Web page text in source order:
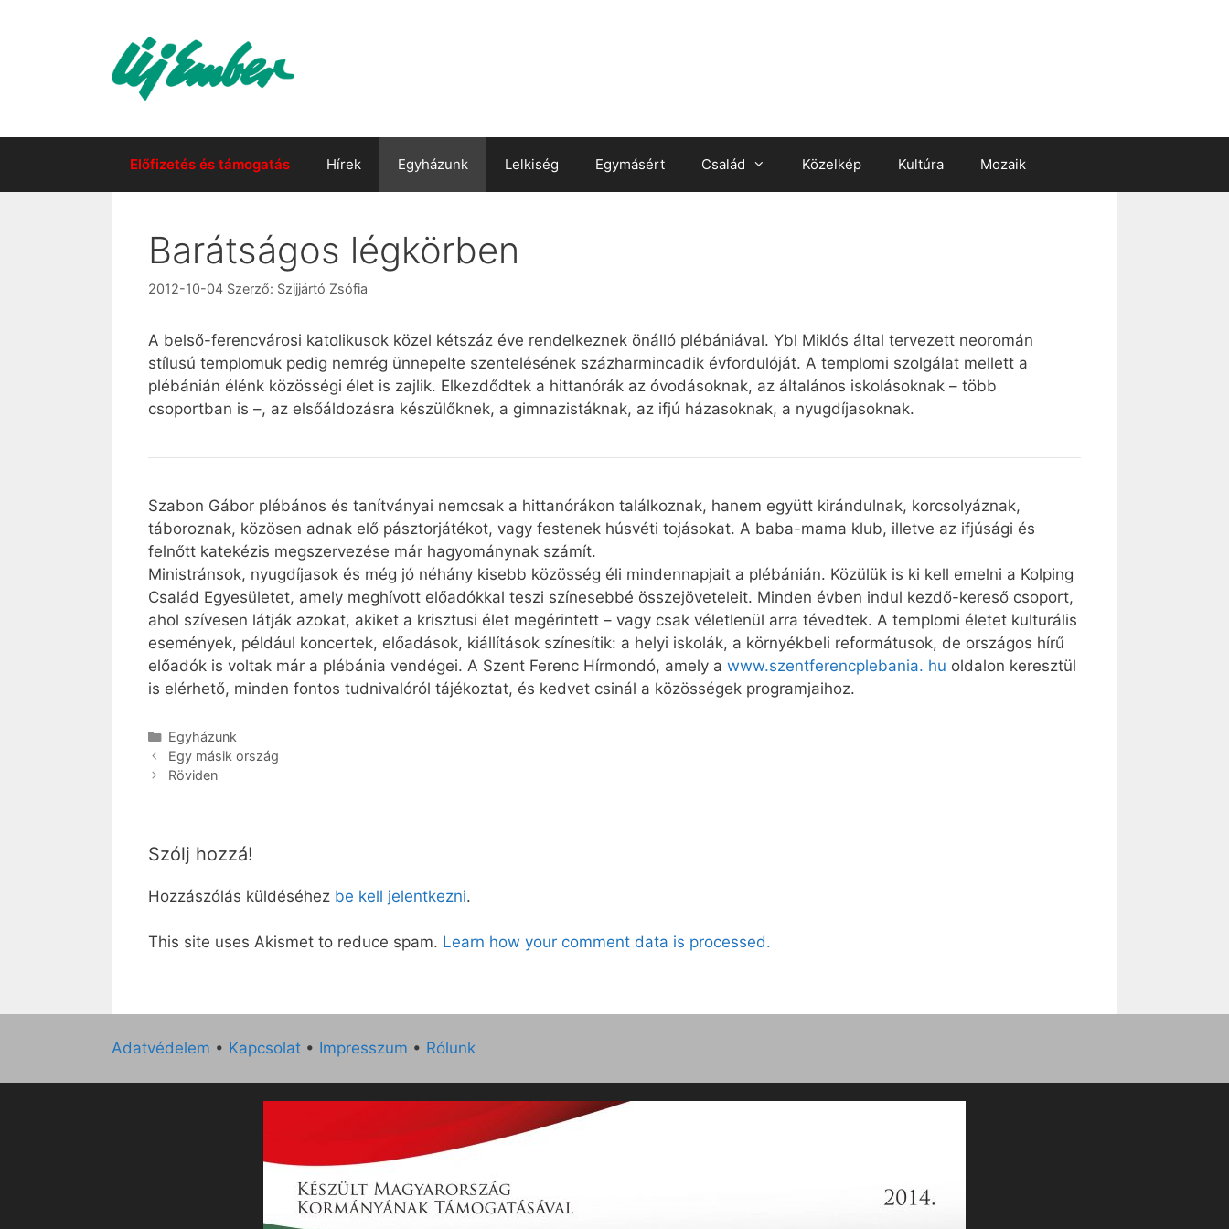
Előfizetés és támogatás Hírek Egyházunk Lelkiség Egymásért Család Közelkép Kultúra Mozaik
Barátságos légkörben
2012-10-04 Szerző: Szijjártó Zsófia
A belső-ferencvárosi katolikusok közel kétszáz éve rendelkeznek önálló plébániával. Ybl Miklós által tervezett neoromán
stílusú templomuk pedig nemrég ünnepelte szentelésének százharmincadik évfordulóját. A templomi szolgálat mellett a
plébánián élénk közösségi élet is zajlik. Elkezdődtek a hittanórák az óvodásoknak, az általános iskolásoknak – több
csoportban is –, az elsőáldozásra készülőknek, a gimnazistáknak, az ifjú házasoknak, a nyugdíjasoknak.
Szabon Gábor plébános és tanítványai nemcsak a hittanórákon találkoznak, hanem együtt kirándulnak, korcsolyáznak,
táboroznak, közösen adnak elő pásztorjátékot, vagy festenek húsvéti tojásokat. A baba-mama klub, illetve az ifjúsági és
felnőtt katekézis megszervezése már hagyománynak számít.
Ministránsok, nyugdíjasok és még jó néhány kisebb közösség éli mindennapjait a plébánián. Közülük is ki kell emelni a Kolping
Család Egyesületet, amely meghívott előadókkal teszi színesebbé összejöveteleit. Minden évben indul kezdő-kereső csoport,
ahol szívesen látják azokat, akiket a krisztusi élet megérintett – vagy csak véletlenül arra tévedtek. A templomi életet kulturális
események, például koncertek, előadások, kiállítások színesítik: a helyi iskolák, a környékbeli reformátusok, de országos hírű
előadók is voltak már a plébánia vendégei. A Szent Ferenc Hírmondó, amely a www.szentferencplebania. hu oldalon keresztül
is elérhető, minden fontos tudnivalóról tájékoztat, és kedvet csinál a közösségek programjaihoz.
Kategória
Egyházunk
Egy másik ország
Röviden
Szólj hozzá!
Hozzászólás küldéséhez be kell jelentkezni.
This site uses Akismet to reduce spam. Learn how your comment data is processed.
Adatvédelem • Kapcsolat • Impresszum • Rólunk